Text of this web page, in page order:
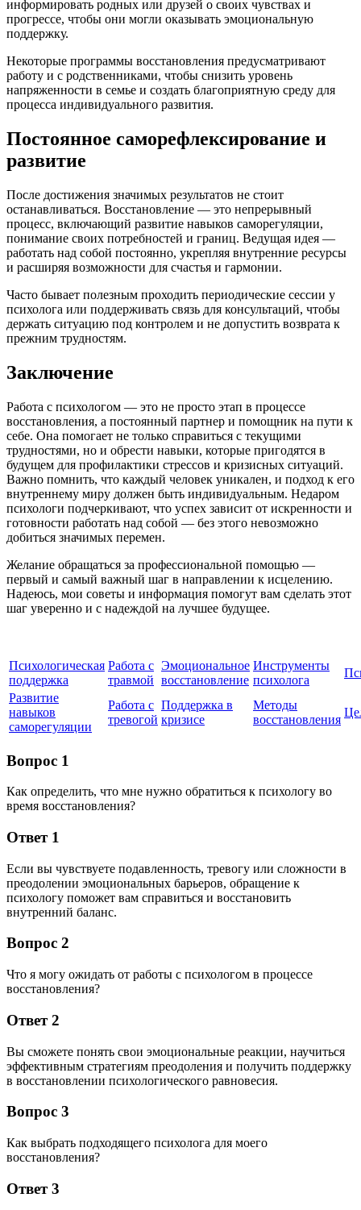
информировать родных или друзей о своих чувствах и
прогрессе, чтобы они могли оказывать эмоциональную
поддержку.
Некоторые программы восстановления предусматривают
работу и с родственниками, чтобы снизить уровень
напряженности в семье и создать благоприятную среду для
процесса индивидуального развития.
Постоянное саморефлексирование и
развитие
После достижения значимых результатов не стоит
останавливаться. Восстановление — это непрерывный
процесс, включающий развитие навыков саморегуляции,
понимание своих потребностей и границ. Ведущая идея —
работать над собой постоянно, укрепляя внутренние ресурсы
и расширяя возможности для счастья и гармонии.
Часто бывает полезным проходить периодические сессии у
психолога или поддерживать связь для консультаций, чтобы
держать ситуацию под контролем и не допустить возврата к
прежним трудностям.
Заключение
Работа с психологом — это не просто этап в процессе
восстановления, а постоянный партнер и помощник на пути к
себе. Она помогает не только справиться с текущими
трудностями, но и обрести навыки, которые пригодятся в
будущем для профилактики стрессов и кризисных ситуаций.
Важно помнить, что каждый человек уникален, и подход к его
внутреннему миру должен быть индивидуальным. Недаром
психологи подчеркивают, что успех зависит от искренности и
готовности работать над собой — без этого невозможно
добиться значимых перемен.
Желание обращаться за профессиональной помощью —
первый и самый важный шаг в направлении к исцелению.
Надеюсь, мои советы и информация помогут вам сделать этот
шаг уверенно и с надеждой на лучшее будущее.
Психологическая
поддержка
Работа с
травмой
Эмоциональное
восстановление
Инструменты
психолога
Развитие
навыков
саморегуляции
Работа с
тревогой
Поддержка в
кризисе
Методы
восстановления
Вопрос 1
Как определить, что мне нужно обратиться к психологу во
время восстановления?
Ответ 1
Если вы чувствуете подавленность, тревогу или сложности в
преодолении эмоциональных барьеров, обращение к
психологу поможет вам справиться и восстановить
внутренний баланс.
Вопрос 2
Что я могу ожидать от работы с психологом в процессе
восстановления?
Ответ 2
Вы сможете понять свои эмоциональные реакции, научиться
эффективным стратегиям преодоления и получить поддержку
в восстановлении психологического равновесия.
Вопрос 3
Как выбрать подходящего психолога для моего
восстановления?
Ответ 3